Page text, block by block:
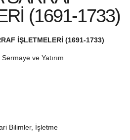
(1691-1733)
İŞLETMELERİ (1691-1733)
ve Yatırım
Bilimler, İşletme